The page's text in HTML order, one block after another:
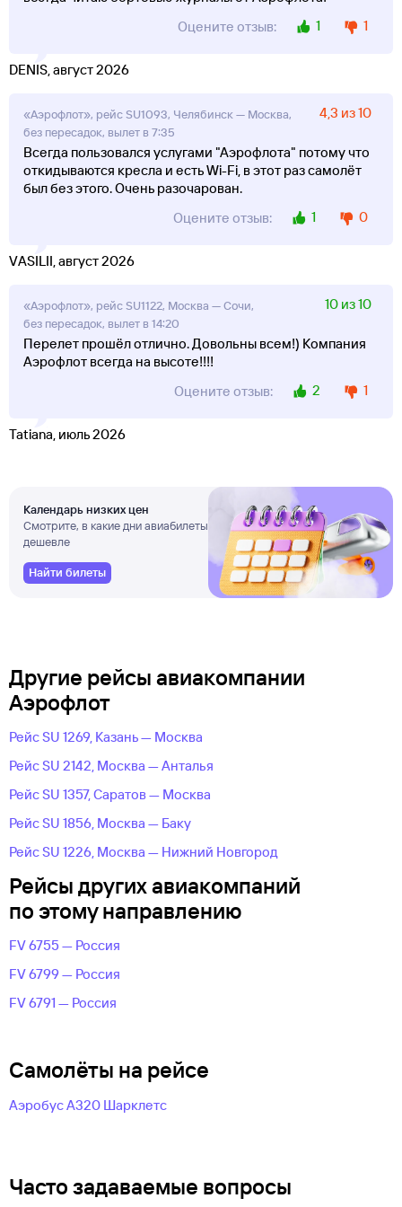
Оцените отзыв:
1 1
DENIS, август 2026
«Аэрофлот», рейс SU1093, Челябинск — Москва,
без пересадок, вылет в 7:35
4,3 из 10
Всегда пользовался услугами "Аэрофлота" потому что
откидываются кресла и есть Wi-Fi, в этот раз самолёт
был без этого. Очень разочарован.
Оцените отзыв:
1 0
VASILII, август 2026
«Аэрофлот», рейс SU1122, Москва — Сочи,
без пересадок, вылет в 14:20
10 из 10
Перелет прошёл отлично. Довольны всем!) Компания
Аэрофлот всегда на высоте!!!!
Оцените отзыв:
2 1
Tatiana, июль 2026
Календарь низких цен
Смотрите, в какие дни авиабилеты
дешевле
Найти билеты
Другие рейсы авиакомпании
Аэрофлот
Рейс SU 1269, Казань — Москва
Рейс SU 2142, Москва — Анталья
Рейс SU 1357, Саратов — Москва
Рейс SU 1856, Москва — Баку
Рейс SU 1226, Москва — Нижний Новгород
Рейсы других авиакомпаний
по этому направлению
FV 6755 — Россия
FV 6799 — Россия
FV 6791 — Россия
Самолёты на рейсе
Аэробус А320 Шарклетс
Часто задаваемые вопросы